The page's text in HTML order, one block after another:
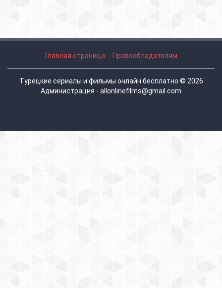
Главная страница Правообладателям
Турецкие сериалы и фильмы онлайн бесплатно © 2026
Администрация - allonlinefilms@gmail.com